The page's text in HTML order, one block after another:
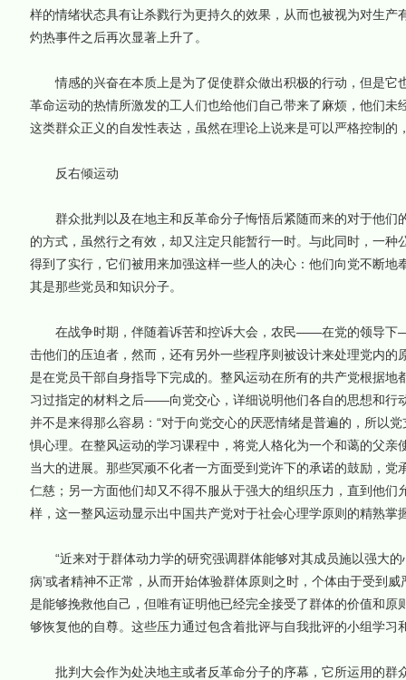
样的情绪状态具有让杀戮行为更持久的效果，从而也被视为对生
灼热事件之后再次显著上升了。
情感的兴奋在本质上是为了促使群众做出积极的行动，但是它
革命运动的热情所激发的工人们也给他们自己带来了麻烦，他们
这类群众正义的自发性表达，虽然在理论上说来是可以严格控制的
反右倾运动
群众批判以及在地主和反革命分子悔悟后紧随而来的对于他们
的方式，虽然行之有效，却又注定只能暂行一时。与此同时，一
得到了实行，它们被用来加强这样一些人的决心：他们向党不断
其是那些党员和知识分子。
在战争时期，伴随着诉苦和控诉大会，农民——在党的领导下
击他们的压迫者，然而，还有另外一些程序则被设计来处理党内
是在党员干部自身指导下完成的。整风运动在所有的共产党根据
习过指定的材料之后——向党交心，详细说明他们各自的思想和行
并不是来得那么容易：“对于向党交心的厌恶情绪是普遍的，所以
惧心理。在整风运动的学习课程中，将党人格化为一个和蔼的父
当大的进展。那些冥顽不化者一方面受到党许下的承诺的鼓励，
仁慈；另一方面他们却又不得不服从于强大的组织压力，直到他们
样，这一整风运动显示出中国共产党对于社会心理学原则的精熟掌
“近来对于群体动力学的研究强调群体能够对其成员施以强大的
病’或者精神不正常，从而开始体验群体原则之时，个体由于受到威
是能够挽救他自己，但唯有证明他已经完全接受了群体的价值和
够恢复他的自尊。这些压力通过包含着批评与自我批评的小组学习
批判大会作为处决地主或者反革命分子的序幕，它所运用的群